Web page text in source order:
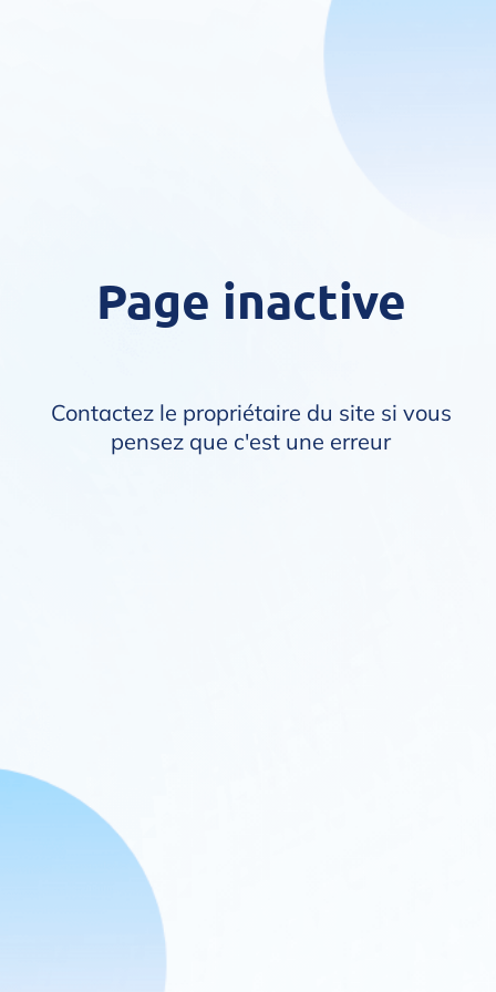
Page inactive
Contactez le propriétaire du site si vous
pensez que c'est une erreur